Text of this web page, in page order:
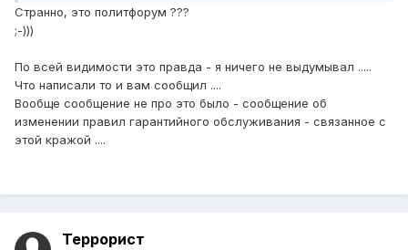
Странно, это политфорум ???
;-)))
По всей видимости это правда - я ничего не выдумывал .....
Что написали то и вам сообщил ....
Вообще сообщение не про это было - сообщение об
изменении правил гарантийного обслуживания - связанное с
этой кражой ....
Террорист